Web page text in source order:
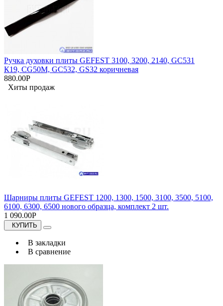
Ручка духовки плиты GEFEST 3100, 3200, 2140, GC531
К19, CG50M, GC532, GS32 коричневая
880.00Р
Хиты продаж
Шарниры плиты GEFEST 1200, 1300, 1500, 3100, 3500, 5100,
6100, 6300, 6500 нового образца, комплект 2 шт.
1 090.00Р
КУПИТЬ
В закладки
В сравнение